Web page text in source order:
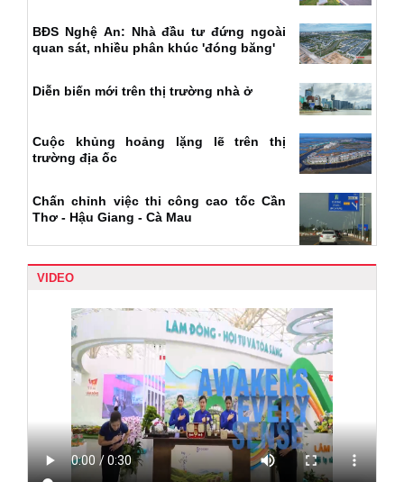
BĐS Nghệ An: Nhà đầu tư đứng ngoài
quan sát, nhiều phân khúc 'đóng băng'
Diễn biến mới trên thị trường nhà ở
Cuộc khủng hoảng lặng lẽ trên thị
trường địa ốc
Chấn chỉnh việc thi công cao tốc Cần
Thơ - Hậu Giang - Cà Mau
VIDEO